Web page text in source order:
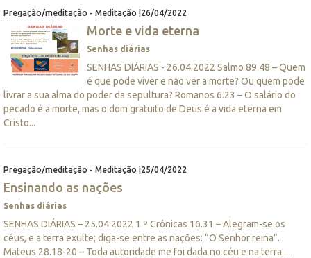
Pregação/meditação - Meditação |26/04/2022
Morte e vida eterna
Senhas diárias
SENHAS DIÁRIAS - 26.04.2022 Salmo 89.48 – Quem
é que pode viver e não ver a morte? Ou quem pode
livrar a sua alma do poder da sepultura? Romanos 6.23 – O salário do
pecado é a morte, mas o dom gratuito de Deus é a vida eterna em
Cristo...
Pregação/meditação - Meditação |25/04/2022
Ensinando as nações
Senhas diárias
SENHAS DIÁRIAS – 25.04.2022 1.º Crônicas 16.31 – Alegram-se os
céus, e a terra exulte; diga-se entre as nações: “O Senhor reina”.
Mateus 28.18-20 – Toda autoridade me foi dada no céu e na terra....